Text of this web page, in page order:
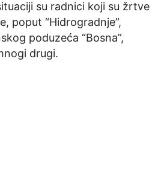
su radnici koji su žrtve
poput “Hidrogradnje”,
poduzeća “Bosna”,
drugi.